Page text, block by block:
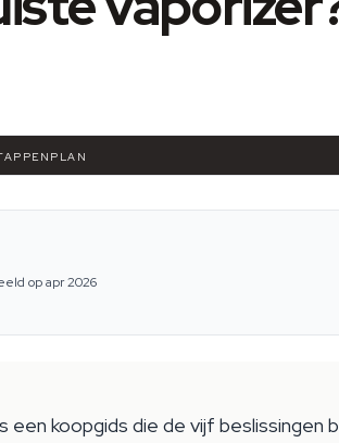
op apr 2026
koopgids die de vijf beslissingen